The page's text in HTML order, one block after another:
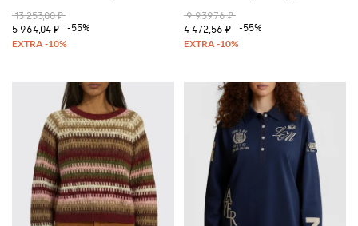
13 253,00 ₽
5 964,04 ₽
-55%
9 939,76 ₽
4 472,56 ₽
-55%